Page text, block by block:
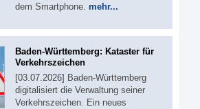
dem Smartphone. mehr...
Baden-Württemberg: Kataster für
Verkehrszeichen
[03.07.2026] Baden-Württemberg
digitalisiert die Verwaltung seiner
Verkehrszeichen. Ein neues